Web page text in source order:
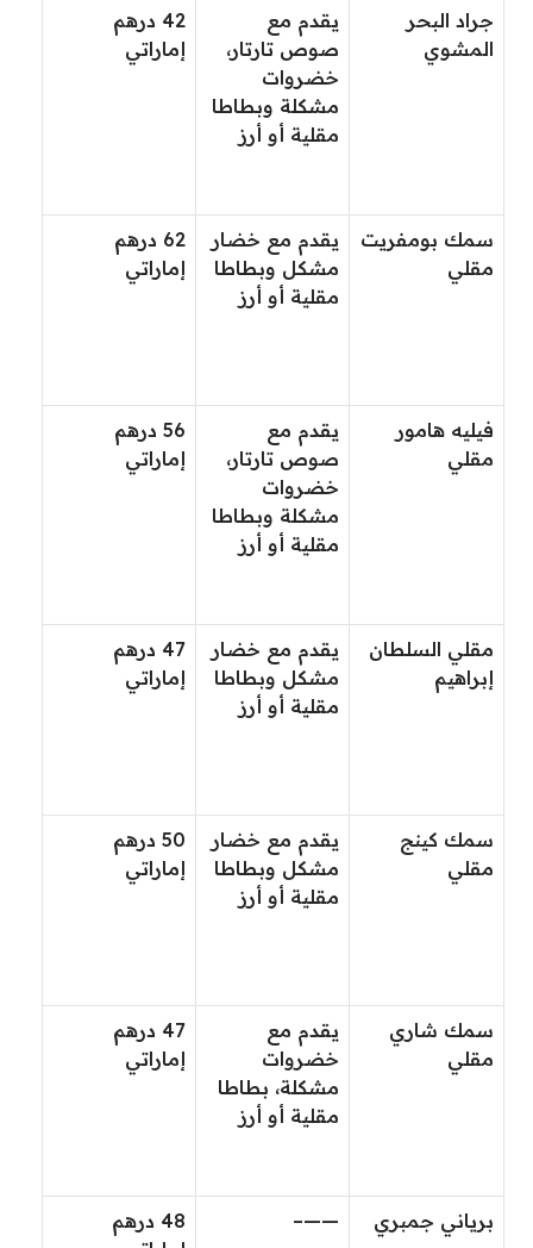
جراد البحر
المشوي
يقدم مع
صوص تارتار،
خضروات
مشكلة وبطاطا
مقلية أو أرز
42 درهم
إماراتي
سمك بومفريت
مقلي
يقدم مع خضار
مشكل وبطاطا
مقلية أو أرز
62 درهم
إماراتي
فيليه هامور
مقلي
يقدم مع
صوص تارتار،
خضروات
مشكلة وبطاطا
مقلية أو أرز
56 درهم
إماراتي
مقلي السلطان
إبراهيم
يقدم مع خضار
مشكل وبطاطا
مقلية أو أرز
47 درهم
إماراتي
سمك كينج
مقلي
يقدم مع خضار
مشكل وبطاطا
مقلية أو أرز
50 درهم
إماراتي
سمك شاري
مقلي
يقدم مع
خضروات
مشكلة، بطاطا
مقلية أو أرز
47 درهم
إماراتي
برياني جمبري ——–
48 درهم